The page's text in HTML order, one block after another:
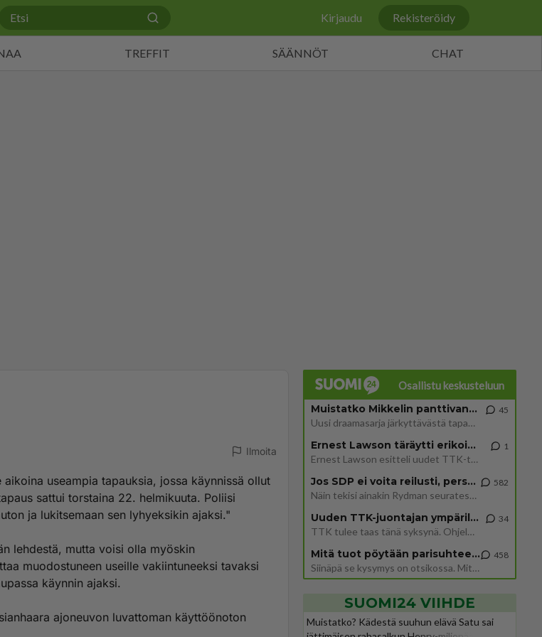
Kirjaudu Rekisteröidy
TREFFIT SÄÄNNÖT CHAT
Ilmoita
useampia tapauksia, jossa käynnissä ollut
sattui torstaina 22. helmikuuta. Poliisi
ja lukitsemaan sen lyhyeksikin ajaksi."
lehdestä, mutta voisi olla myöskin
muodostuneen useille vakiintuneeksi tavaksi
käynnin ajaksi.
ajoneuvon luvattoman käyttöönoton
Osallistu keskusteluun
Muistatko Mikkelin panttivankidraaman?
Uusi draamasarja järkyttävästä tapauksesta on tulossa. Tositapahtumiin perustuva sarja ammentaa vuoden 1986 Mikkelin pan
45
Ernest Lawson täräytti erikoisen heiton TTK-lehdistötilaisuudessa: " Onko tässä tarkoituksena...?"
Ernest Lawson esitteli uudet TTK-tähtioppilaat ja opettajat torstaina 6.8. lehdistölle. Tulevalla kaudella on yksi hausk
1
Jos SDP ei voita reilusti, persut kumoavat demokratian Suomesta
Näin tekisi ainakin Rydman seuratessaan idolinsa Trumpin mallia https://www.is.fi/politiikka/art-2000012187244.html
582
Uuden TTK-juontajan ympärillä epätietoisuus sakenee - Nyt MTV hämmentää soppaa
TTK tulee taas tänä syksynä. Ohjelman uudet tähtioppilaat julkistetaan torstaina 6. elokuuta klo 14 alkavassa lehdistö
34
Mitä tuot pöytään parisuhteessa?
Siinäpä se kysymys on otsikossa. Mitäpä siis tuot/toisit pöytään parisuhteessa? Oletko mies vai nainen? Koetko sen mitä
458
SUOMI24 VIIHDE
Muistatko? Kädestä suuhun elävä Satu sai